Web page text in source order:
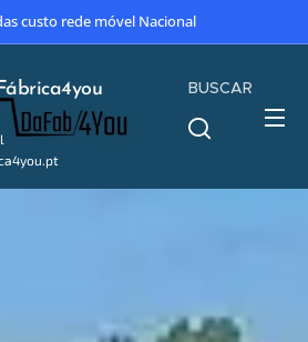
custo rede móvel Nacional
BUSCAR